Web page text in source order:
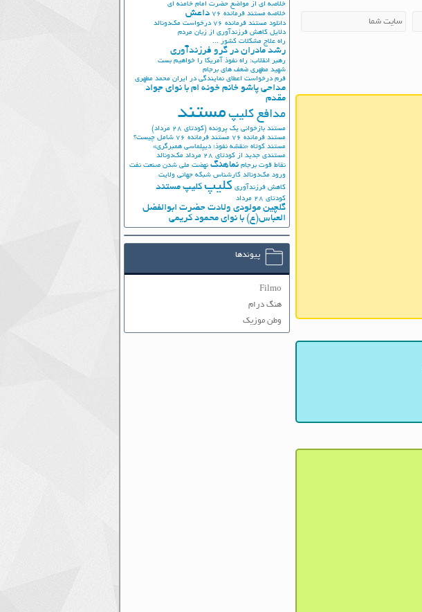
خلاصه ای از مواضع حضرت امام خامنه ای
خلاصه مستند فرمانده 76
داعش
دانلود مستند فرمانده 76
درخواست مک‌دونالد
دلایل کاهش فرزندآوری از زبان مردم
راه علاج مشکلات کشور ...
رشد مادران در گرو فرزندآوری
رهبر انقلاب: راه نفوذ آمریکا را خواهیم بست
شهید مطهری ضعف های برجام
فرم درخواست اعطای نمایندگی در ایران محمد مطهری
مداحی پاشو خانم خونه ام با نوای جواد
مقدم
مدافع کلیپ مستند
مستند بازخوانی یک پرونده (کودتای 28 مرداد)
مستند فرمانده 76
مستند فرمانده 76 شامل چیست؟
مستند کوتاه «نقشه نفوذ؛ دیپلماسی همبرگری»
مستندی جدید از کودتای 28 مرداد
مک‌دونالد
نقاط قوت برجام نماهنگ نهضت ملي شدن صنعت نفت
ورود مک‌دونالد کارشناس شبکه جهانی ولایت
کاهش فرزندآوری کلیپ کلیپ مستند
کودتای 28 مرداد
گلچین مولودی ولادت حضرت ابوالفضل
العباس(ع) با نوای محمود کریمی
پیوندها
Filmo
هنگ درام
وطن موزیک